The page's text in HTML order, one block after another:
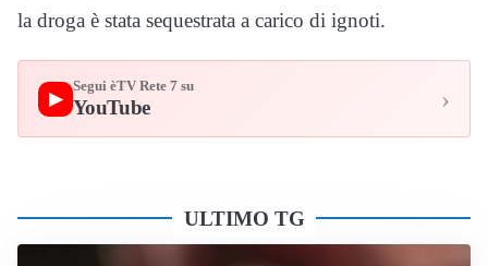
la droga è stata sequestrata a carico di ignoti.
▶
Segui èTV Rete 7 su
YouTube ›
ULTIMO TG